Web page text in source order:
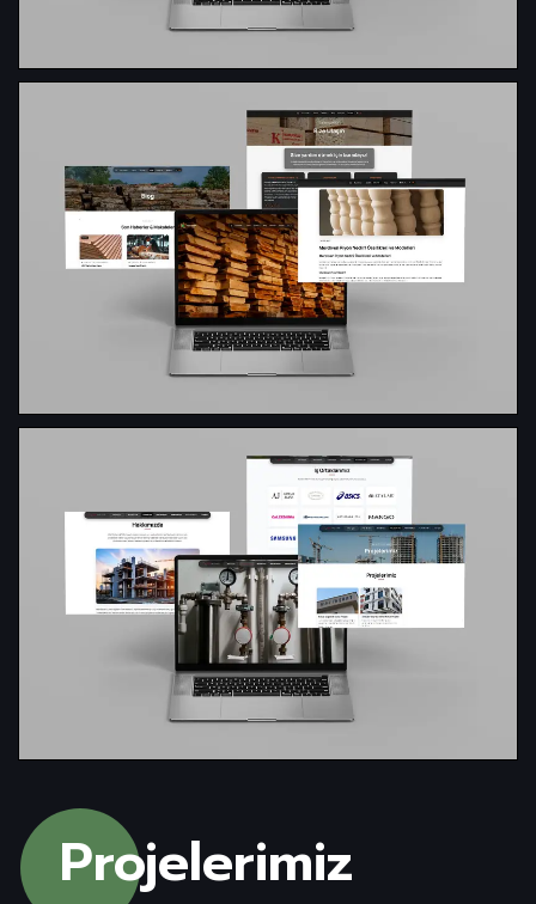
Web Geliştirme
Web Geliştirme
Projelerimiz